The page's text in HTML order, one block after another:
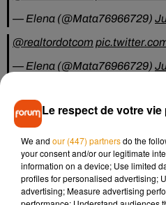
— Elena (@Mata76966729)
@realtordotcom
— Elena (@Mata76966729)
Murs délabrés, saleté
peintures moisies , les
aucun doute
Pourquoi une telle vente ? Le
explication :un achat de ce
investisseur qui y verra la
de 500 m2après la démolition
Le respect de votre
We and our (447) partnersdo the
your consent and/or our legitimate
information on a device; Use limited
profiles for personalised advertising;
advertising; Measure advertising